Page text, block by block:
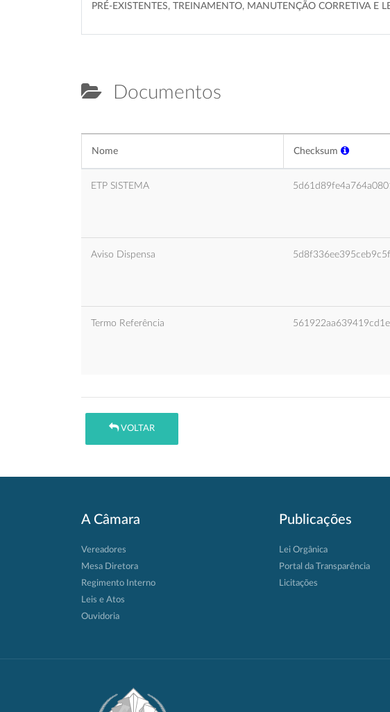
PRÉ-EXISTENTES, TREINAMENTO, MANUTENÇÃO CORRETIVA
Documentos
Nome Checksum
ETP SISTEMA
Aviso Dispensa
Termo Referência
VOLTAR
A Câmara
Vereadores
Mesa Diretora
Regimento Interno
Leis e Atos
Ouvidoria
Publicações
Lei Orgânica
Portal da Transparência
Licitações